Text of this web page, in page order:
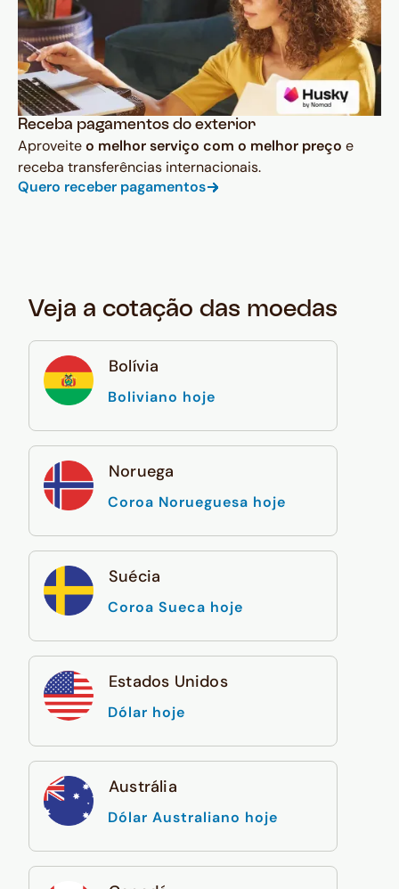
Receba pagamentos do exterior
Aproveiteo melhor serviço com o melhor preço e
receba transferências internacionais.
Quero receber pagamentos
Veja a cotação das moedas
Bolívia
Boliviano hoje
Noruega
Coroa Norueguesa hoje
Suécia
Coroa Sueca hoje
Estados Unidos
Dólar hoje
Austrália
Dólar Australiano hoje